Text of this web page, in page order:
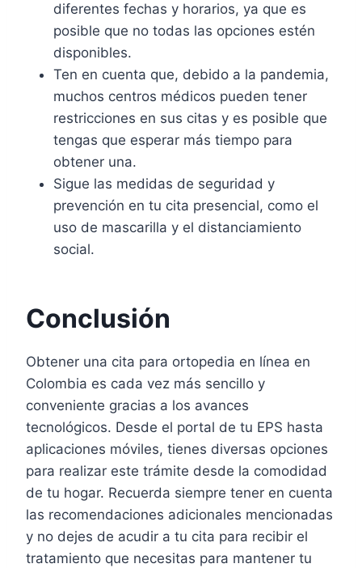
diferentes fechas y horarios, ya que es
posible que no todas las opciones estén
disponibles.
Ten en cuenta que, debido a la pandemia,
muchos centros médicos pueden tener
restricciones en sus citas y es posible que
tengas que esperar más tiempo para
obtener una.
Sigue las medidas de seguridad y
prevención en tu cita presencial, como el
uso de mascarilla y el distanciamiento
social.
Conclusión
Obtener una cita para ortopedia en línea en
Colombia es cada vez más sencillo y
conveniente gracias a los avances
tecnológicos. Desde el portal de tu EPS hasta
aplicaciones móviles, tienes diversas opciones
para realizar este trámite desde la comodidad
de tu hogar. Recuerda siempre tener en cuenta
las recomendaciones adicionales mencionadas
y no dejes de acudir a tu cita para recibir el
tratamiento que necesitas para mantener tu